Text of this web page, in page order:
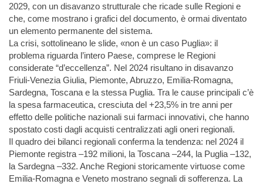
2029, con un disavanzo strutturale che ricade sulle Regioni e
che, come mostrano i grafici del documento, è ormai diventato
un elemento permanente del sistema.
La crisi, sottolineano le slide, «non è un caso Puglia»: il
problema riguarda l’intero Paese, comprese le Regioni
considerate “d’eccellenza”. Nel 2024 risultano in disavanzo
Friuli-Venezia Giulia, Piemonte, Abruzzo, Emilia-Romagna,
Sardegna, Toscana e la stessa Puglia. Tra le cause principali c’è
la spesa farmaceutica, cresciuta del +23,5% in tre anni per
effetto delle politiche nazionali sui farmaci innovativi, che hanno
spostato costi dagli acquisti centralizzati agli oneri regionali.
Il quadro dei bilanci regionali conferma la tendenza: nel 2024 il
Piemonte registra –192 milioni, la Toscana –244, la Puglia –132,
la Sardegna –332. Anche Regioni storicamente virtuose come
Emilia-Romagna e Veneto mostrano segnali di sofferenza. La